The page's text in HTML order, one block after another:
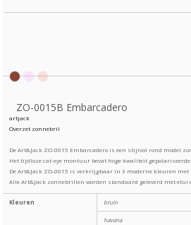
ZO-0015B Embarcadero
artjack
Overzet zonnebril
De Art&Jack ZO-0015 Embarcadero is een stijlvol rond model
Het tijdloze cat-eye montuur bevat hoge kwaliteit
De Art&Jack ZO-0015 is verkrijgbaar in 3 moderne kleuren
Alle Art&Jack zonnebrillen worden standaard geleverd met
Kleuren bruin
havana